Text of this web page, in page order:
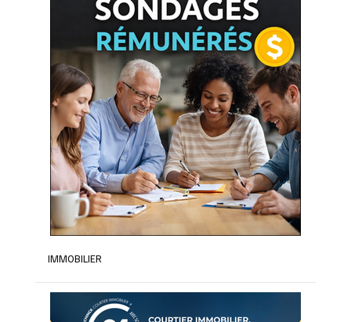
IMMOBILIER